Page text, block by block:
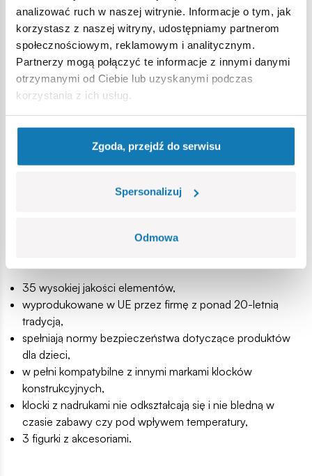
analizować ruch w naszej witrynie. Informacje o tym, jak
korzystasz z naszej witryny, udostępniamy partnerom
społecznościowym, reklamowym i analitycznym.
Partnerzy mogą połączyć te informacje z innymi danymi
otrzymanymi od Ciebie lub uzyskanymi podczas
korzystania z ich usług.
Zgoda, przejdź do serwisu
Spersonalizuj
Odmowa
Powstanie Warszawskie wybuchło 1 sierpnia 1944 roku o
godzinie 17:00 (godzina “W”) i trwało aż do 3 października.
Było zbrojnym wystąpieniem polskiego ruchu oporu,
głównie Armii Krajowej, przeciwko okupującym Warszawę
wojskom niemieckim. Celem powstania było wyzwolenie
stolicy przed nadejściem Armii Czerwonej, aby zapewnić
sukcesów, powstańcy nie zdołali utrzymać swoich pozycji
w obliczu przeważających sił niemieckich i braku
stłumione. Zginęło około 16 tysięcy powstańców i około
jest symbolem ogromnej odwagi i poświęcenia w imię
35 wysokiej jakości elementów,
wyprodukowane w UE przez firmę z ponad 20-letnią
tradycją,
spełniają normy bezpieczeństwa dotyczące produktów
dla dzieci,
w pełni kompatybilne z innymi markami klocków
konstrukcyjnych,
klocki z nadrukami nie odkształcają się i nie bledną w
czasie zabawy czy pod wpływem temperatury,
3 figurki z akcesoriami.